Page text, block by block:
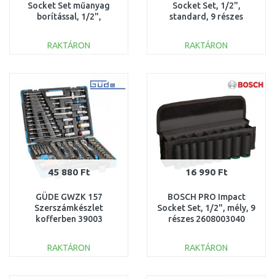
Socket Set műanyag
borítással, 1/2",
2608003033
RAKTÁRON
Összehasonlítás
Socket Set, 1/2",
standard, 9 részes
RAKTÁRON
Összehasonlítás
45 880 Ft
GÜDE GWZK 157
Szerszámkészlet
kofferben 39003
RAKTÁRON
16 990 Ft
BOSCH PRO Impact
Socket Set, 1/2", mély, 9
részes 2608003040
RAKTÁRON